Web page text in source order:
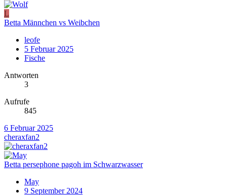
L
Betta Männchen vs Weibchen
leofe
5 Februar 2025
Fische
Antworten
3
Aufrufe
845
6 Februar 2025
cheraxfan2
Betta persephone pagoh im Schwarzwasser
May
9 September 2024